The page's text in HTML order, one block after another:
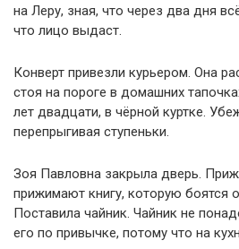
на Леру, зная, что через два дня
что лицо выдаст.
Конверт привезли курьером. Она
стоя на пороге в домашних
лет двадцати, в чёрной куртке.
перепрыгивая ступеньки.
Зоя Павловна закрыла дверь.
прижимают книгу, которую боятся
Поставила чайник. Чайник не
его по привычке, потому что на